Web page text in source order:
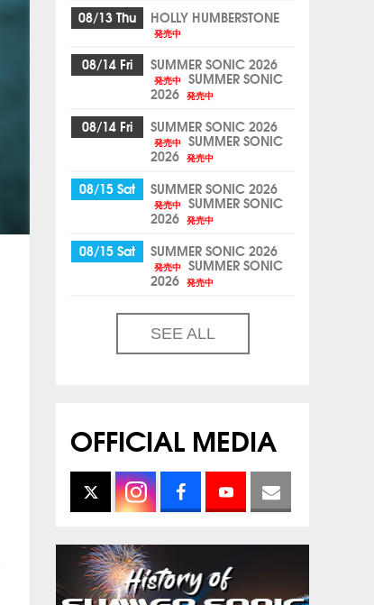
08/13 Thu HOLLY HUMBERSTONE
発売中
08/14 Fri SUMMER SONIC 2026
発売中 SUMMER SONIC
2026 発売中
08/14 Fri SUMMER SONIC 2026
発売中 SUMMER SONIC
2026 発売中
08/15 Sat SUMMER SONIC 2026
発売中 SUMMER SONIC
2026 発売中
08/15 Sat SUMMER SONIC 2026
発売中 SUMMER SONIC
2026 発売中
SEE ALL
OFFICIAL MEDIA